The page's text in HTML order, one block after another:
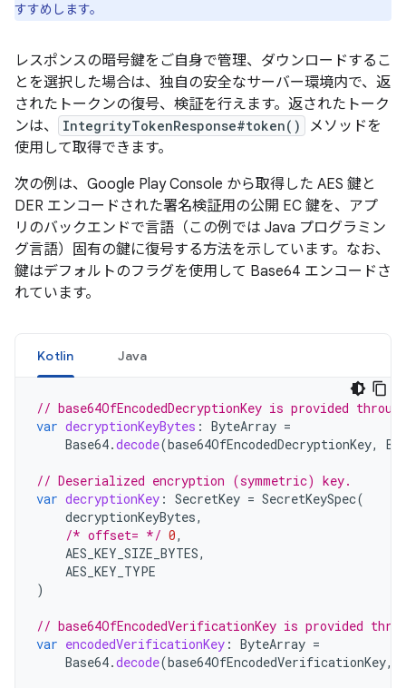
すすめします。
レスポンスの暗号鍵をご自身で管理、ダウンロードするこ
とを選択した場合は、独自の安全なサーバー環境内で、返
されたトークンの復号、検証を行えます。返されたトーク
ンは、
IntegrityTokenResponse#token()
メソッドを
使用して取得できます。
次の例は、Google Play Console から取得した AES 鍵と
DER エンコードされた署名検証用の公開 EC 鍵を、アプ
リのバックエンドで言語（この例では Java プログラミン
グ言語）固有の鍵に復号する方法を示しています。なお、
鍵はデフォルトのフラグを使用して Base64 エンコードさ
れています。
Kotlin Java
// base64OfEncodedDecryptionKey is provided
var decryptionKeyBytes : ByteArray =
Base64.decode(base64OfEncodedDecryptionKey,
// Deserialized encryption (symmetric) key.
var decryptionKey : SecretKey = SecretKeySpec(
decryptionKeyBytes,
/* offset= */ 0,
AES_KEY_SIZE_BYTES,
AES_KEY_TYPE
)
// base64OfEncodedVerificationKey is provided
var encodedVerificationKey : ByteArray =
Base64.decode(base64OfEncodedVerificationKey,